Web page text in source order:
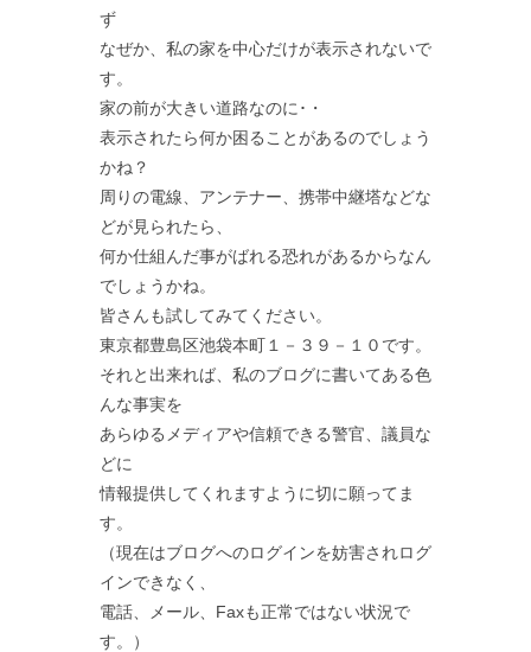
ず
なぜか、私の家を中心だけが表示されないで
す。
家の前が大きい道路なのに･・
表示されたら何か困ることがあるのでしょう
かね？
周りの電線、アンテナー、携帯中継塔などな
どが見られたら、
何か仕組んだ事がばれる恐れがあるからなん
でしょうかね。
皆さんも試してみてください。
東京都豊島区池袋本町１－３９－１０です。
それと出来れば、私のブログに書いてある色
んな事実を
あらゆるメディアや信頼できる警官、議員な
どに
情報提供してくれますように切に願ってま
す。
（現在はブログへのログインを妨害されログ
インできなく、
電話、メール、Faxも正常ではない状況で
す。）